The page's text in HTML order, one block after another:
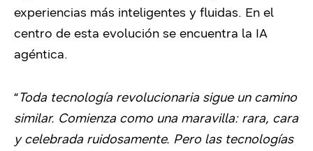
experiencias más inteligentes y fluidas. En el
centro de esta evolución se encuentra la IA
agéntica.
“Toda tecnología revolucionaria sigue un camino
similar. Comienza como una maravilla: rara, cara
y celebrada ruidosamente. Pero las tecnologías